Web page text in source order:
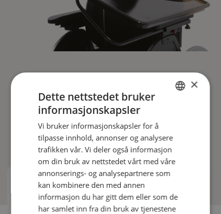
Universalbord svingbart
Bordet kan lett svinges til siden ved forflytning.
Bordet kan låses i ønsket posisjon.
Varer å bestille
DANISH
GERMAN
NORWEGIAN
×
Dette nettstedet bruker
informasjonskapsler
Vi bruker informasjonskapsler for å
tilpasse innhold, annonser og analysere
trafikken vår. Vi deler også informasjon
om din bruk av nettstedet vårt med våre
annonserings- og analysepartnere som
kan kombinere den med annen
informasjon du har gitt dem eller som de
har samlet inn fra din bruk av tjenestene